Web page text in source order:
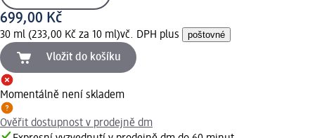
699,00 Kč
30 ml (233,00 Kč za 10 ml)vč. DPH plus poštovné
Vložit do košíku
Momentálně není skladem
Ověřit dostupnost v prodejně dm